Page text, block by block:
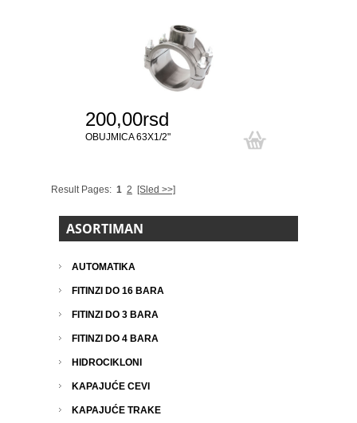
200,00rsd
OBUJMICA 63X1/2"
Result Pages: 1 2 [Sled >>]
ASORTIMAN
AUTOMATIKA
FITINZI DO 16 BARA
FITINZI DO 3 BARA
FITINZI DO 4 BARA
HIDROCIKLONI
KAPAJUĆE CEVI
KAPAJUĆE TRAKE